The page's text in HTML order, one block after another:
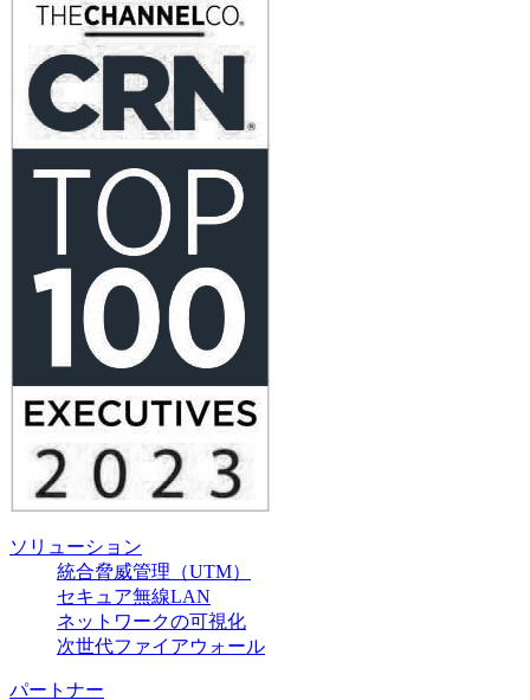
ソリューション
統合脅威管理（UTM）
セキュア無線LAN
ネットワークの可視化
次世代ファイアウォール
パートナー